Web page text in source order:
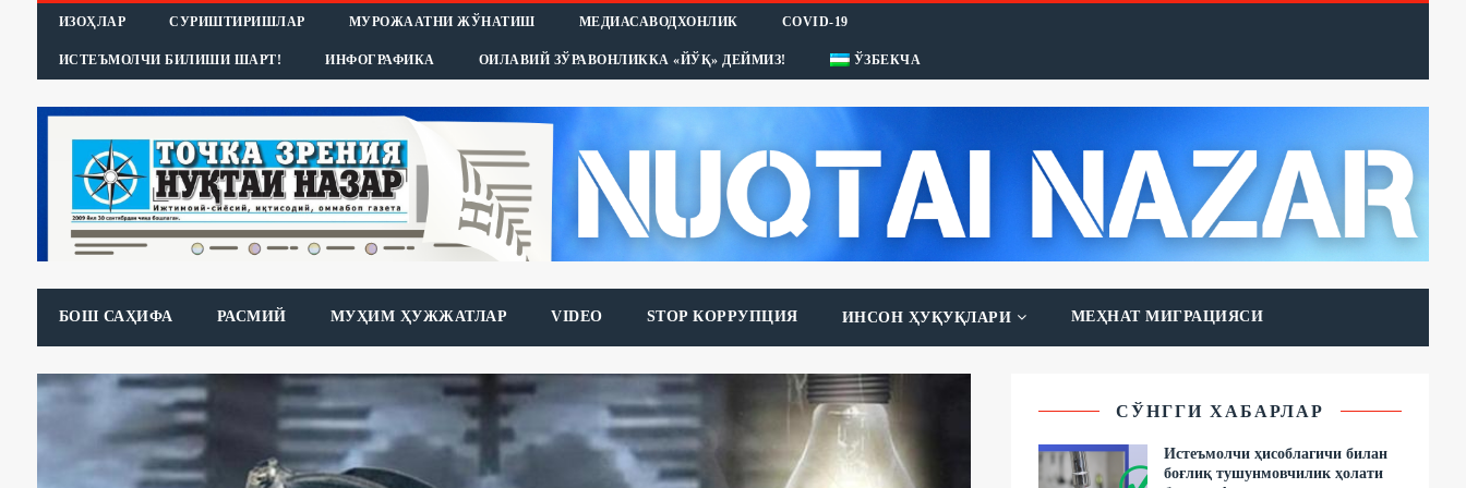
ИЗОҲЛАР СУРИШТИРИШЛАР МУРОЖААТНИ ЖЎНАТИШ МЕДИАСАВОДХОНЛИК COVID-19
ИСТЕЪМОЛЧИ БИЛИШИ ШАРТ! ИНФОГРАФИКА ОИЛАВИЙ ЗЎРАВОНЛИККА «ЙЎҚ» ДЕЙМИЗ! ЎЗБЕКЧА
БОШ САҲИФА РАСМИЙ МУҲИМ ҲУЖЖАТЛАР VIDEO STOP КОРРУПЦИЯ ИНСОН ҲУҚУҚЛАРИ МЕҲНАТ МИГРАЦИЯСИ
СЎНГГИ ХАБАРЛАР
Истеъмолчи ҳисоблагичи билан
боғлиқ тушунмовчилик ҳолати